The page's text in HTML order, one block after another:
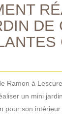
DE
Ramon à
un mini
pour son